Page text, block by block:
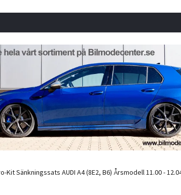
Kit Sänkningssats AUDI A4 (8E2, B6) Årsmodell 11.00 -